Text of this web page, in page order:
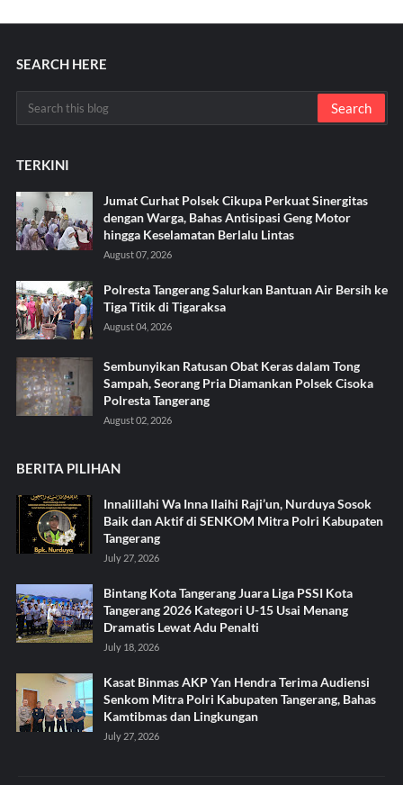
SEARCH HERE
TERKINI
Jumat Curhat Polsek Cikupa Perkuat Sinergitas
dengan Warga, Bahas Antisipasi Geng Motor
hingga Keselamatan Berlalu Lintas
August 07, 2026
Polresta Tangerang Salurkan Bantuan Air Bersih ke
Tiga Titik di Tigaraksa ‎
August 04, 2026
Sembunyikan Ratusan Obat Keras dalam Tong
Sampah, Seorang Pria Diamankan Polsek Cisoka
Polresta Tangerang
August 02, 2026
BERITA PILIHAN
Innalillahi Wa Inna Ilaihi Raji’un, Nurduya Sosok
Baik dan Aktif di SENKOM Mitra Polri Kabupaten
Tangerang
July 27, 2026
Bintang Kota Tangerang Juara Liga PSSI Kota
Tangerang 2026 Kategori U-15 Usai Menang
Dramatis Lewat Adu Penalti
July 18, 2026
Kasat Binmas AKP Yan Hendra Terima Audiensi
Senkom Mitra Polri Kabupaten Tangerang, Bahas
Kamtibmas dan Lingkungan
July 27, 2026